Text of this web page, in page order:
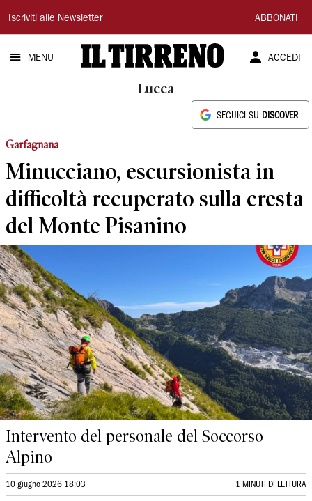
Il
Tirreno
Iscriviti alle Newsletter ABBONATI
MENU ACCEDI
Lucca
SEGUICI SU DISCOVER
Garfagnana
Minucciano, escursionista in
difficoltà recuperato sulla cresta
del Monte Pisanino
Intervento del personale del Soccorso
Alpino
10 giugno 2026 18:03 1 MINUTI DI LETTURA